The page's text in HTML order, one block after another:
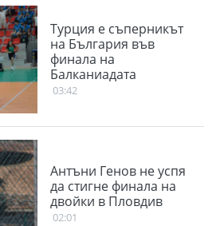
Турция е съперникът
на България във
финала на
Балканиадата
03:42
Антъни Генов не успя
да стигне финала на
двойки в Пловдив
02:01